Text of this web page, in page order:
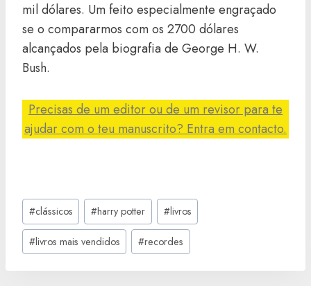
mil dólares. Um feito especialmente engraçado
se o compararmos com os 2700 dólares
alcançados pela biografia de George H. W.
Bush.
Precisas de um editor ou de um revisor para te
ajudar com o teu manuscrito? Entra em contacto.
Post
Tags:
#clássicos #harry potter #livros
#livros mais vendidos #recordes